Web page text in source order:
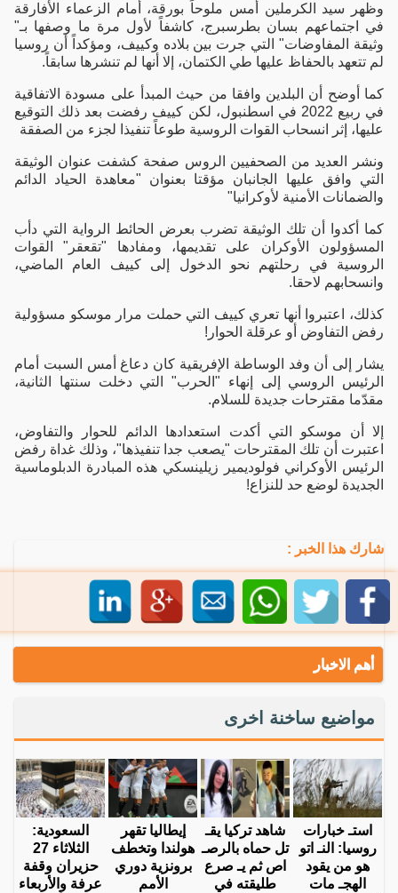
وظهر سيد الكرملين أمس ملوحاً بورقة، أمام الزعماء الأفارقة
في اجتماعهم بسان بطرسبرج، كاشفاً لأول مرة ما وصفها بـ"
وثيقة المفاوضات" التي جرت بين بلاده وكييف، ومؤكداً أن روسيا
لم تتعهد بالحفاظ عليها طي الكتمان، إلا أنها لم تنشرها سابقاً.
كما أوضح أن البلدين وافقا من حيث المبدأ على مسودة الاتفاقية
في ربيع 2022 في اسطنبول، لكن كييف رفضت بعد ذلك التوقيع
عليها، إثر انسحاب القوات الروسية طوعاً تنفيذا لجزء من الصفقة
ونشر العديد من الصحفيين الروس صفحة كشفت عنوان الوثيقة
التي وافق عليها الجانبان مؤقتا بعنوان "معاهدة الحياد الدائم
والضمانات الأمنية لأوكرانيا"
كما أكدوا أن تلك الوثيقة تضرب بعرض الحائط الرواية التي دأب
المسؤولون الأوكران على تقديمها، ومفادها "تقعقر" القوات
الروسية في رحلتهم نحو الدخول إلى كييف العام الماضي،
وانسحابهم لاحقا.
كذلك، اعتبروا أنها تعري كييف التي حملت مرار موسكو مسؤولية
رفض التفاوض أو عرقلة الحوار!
يشار إلى أن وفد الوساطة الإفريقية كان دعاغ أمس السبت أمام
الرئيس الروسي إلى إنهاء "الحرب" التي دخلت سنتها الثانية،
مقدّما مقترحات جديدة للسلام.
إلا أن موسكو التي أكدت استعدادها الدائم للحوار والتفاوض،
اعتبرت أن تلك المقترحات "يصعب جدا تنفيذها"، وذلك غداة رفض
الرئيس الأوكراني فولوديمير زيلينسكي هذه المبادرة الدبلوماسية
الجديدة لوضع حد للنزاع!
شارك هذا الخبر :
أهم الاخبار
مواضيع ساخنة اخرى
استـ خبارات
روسيا: النـ اتو
هو من يقود
الهجـ مات
شاهد تركيا يقـ
تل حماه بالرصـ
اص ثم يـ صرع
طليقته في
إيطاليا تقهر
هولندا وتخطف
برونزية دوري
الأمم
السعودية:
الثلاثاء 27
حزيران وقفة
عرفة والأربعاء